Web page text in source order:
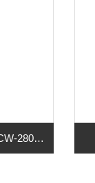
定制卧式空气浴恒温摇床YCW-280B（制冷型）